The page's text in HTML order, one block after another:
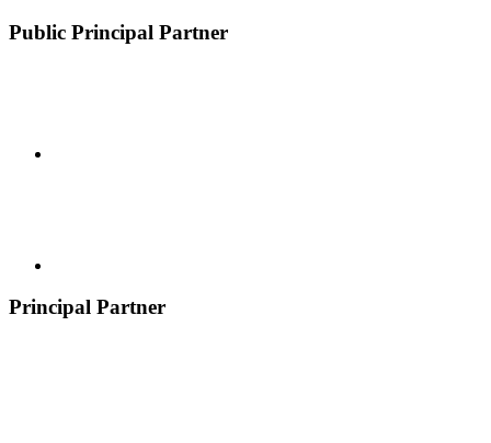
Public Principal Partner
Principal Partner